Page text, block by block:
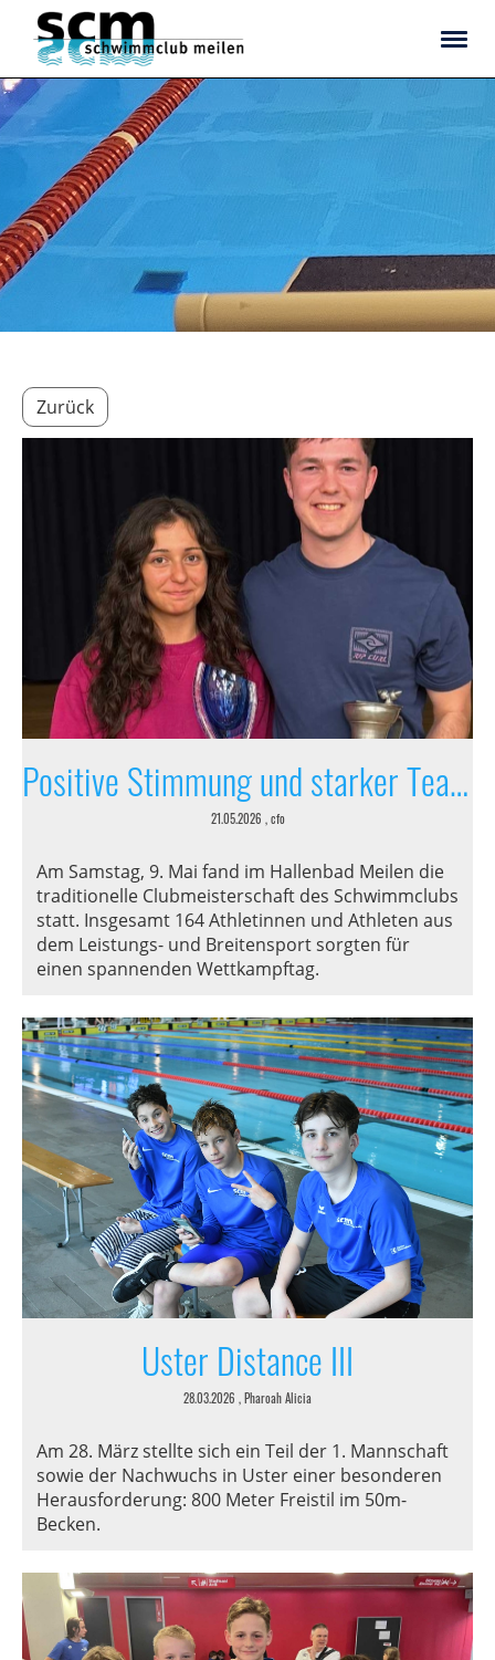
Zurück
Positive Stimmung und starker Teamgeist
21.05.2026 , cfo
Am Samstag, 9. Mai fand im Hallenbad Meilen die
traditionelle Clubmeisterschaft des Schwimmclubs
statt. Insgesamt 164 Athletinnen und Athleten aus
dem Leistungs- und Breitensport sorgten für
einen spannenden Wettkampftag.
Uster Distance III
28.03.2026 , Pharoah Alicia
Am 28. März stellte sich ein Teil der 1. Mannschaft
sowie der Nachwuchs in Uster einer besonderen
Herausforderung: 800 Meter Freistil im 50m-
Becken.